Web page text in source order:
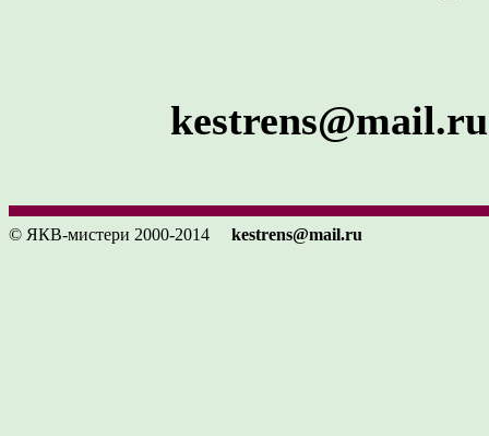
kestrens@mail.ru
© ЯКВ-мистери 2000-2014 kestrens@mail.ru